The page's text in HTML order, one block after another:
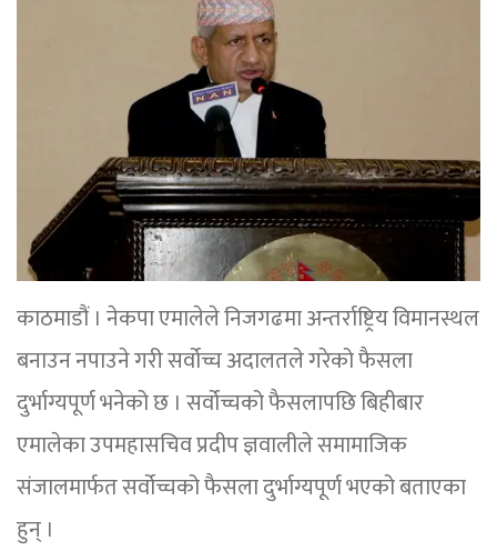
काठमाडौं । नेकपा एमालेले निजगढमा अन्तर्राष्ट्रिय विमानस्थल
बनाउन नपाउने गरी सर्वोच्च अदालतले गरेको फैसला
दुर्भाग्यपूर्ण भनेको छ । सर्वोच्चको फैसलापछि बिहीबार
एमालेका उपमहासचिव प्रदीप ज्ञवालीले समामाजिक
संजालमार्फत सर्वोच्चको फैसला दुर्भाग्यपूर्ण भएको बताएका
हुन् ।